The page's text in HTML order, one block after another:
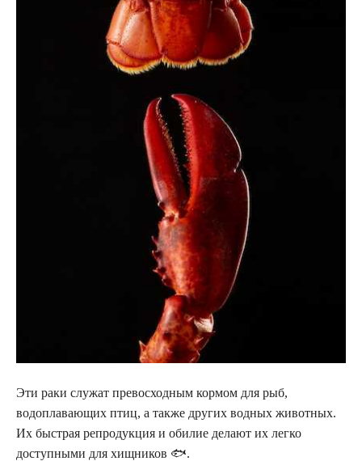
Эти раки служат превосходным кормом для рыб,
водоплавающих птиц, а также других водных животных.
Их быстрая репродукция и обилие делают их легко
доступными для хищников 🐟.